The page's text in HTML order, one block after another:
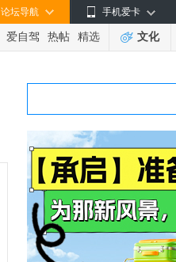
手机爱卡
论坛导航
爱自驾 热帖 精选 文化